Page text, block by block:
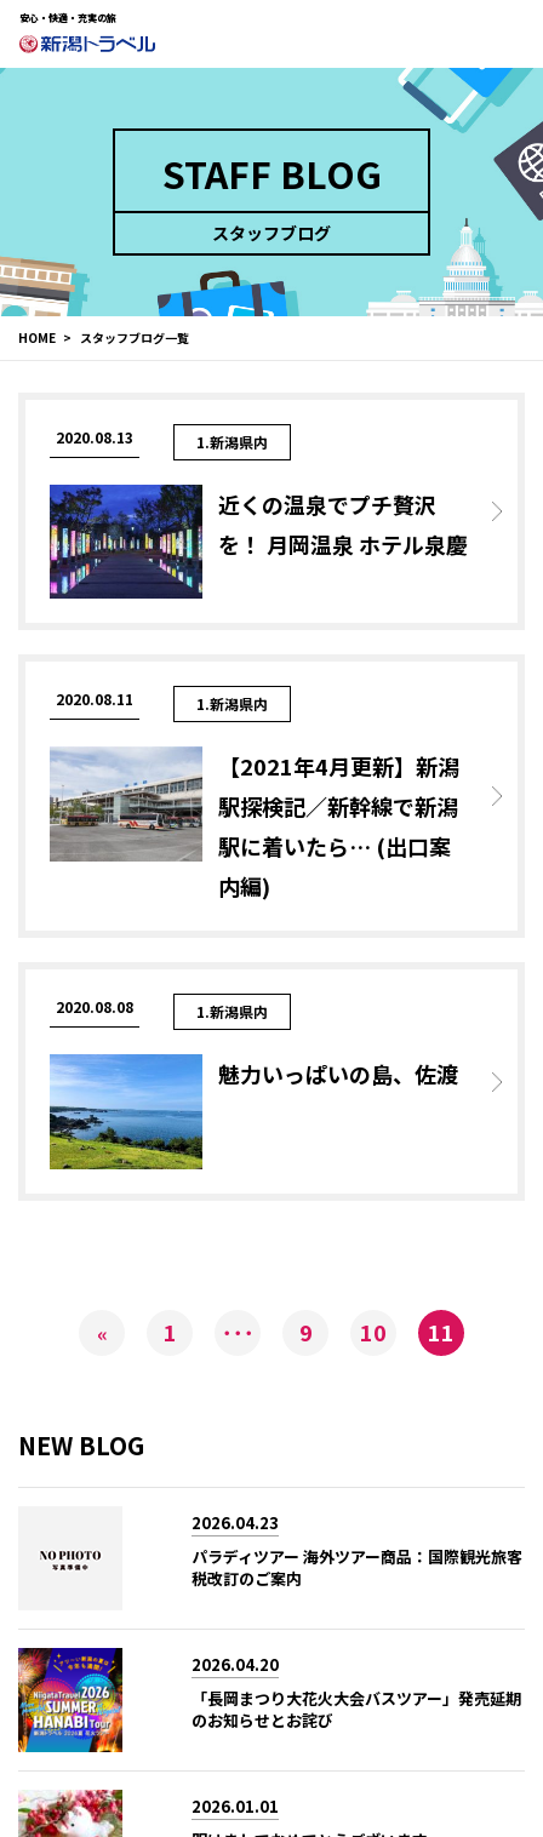
安心・快適・充実の旅
STAFF BLOG
スタッフブログ
HOME スタッフブログ一覧
2020.08.13 1.新潟県内
近くの温泉でプチ贅沢
を！ 月岡温泉 ホテル泉慶
2020.08.11 1.新潟県内
【2021年4月更新】新潟
駅探検記／新幹線で新潟
駅に着いたら… (出口案
内編)
2020.08.08 1.新潟県内
魅力いっぱいの島、佐渡
« 1 ･･･ 9 10 11
NEW BLOG
2026.04.23
パラディツアー 海外ツアー商品：国際観光旅客
税改訂のご案内
2026.04.20
「長岡まつり大花火大会バスツアー」発売延期
のお知らせとお詫び
2026.01.01